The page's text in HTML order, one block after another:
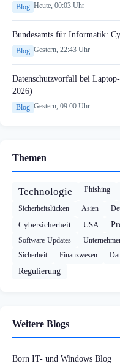
Blog Heute, 00:03 Uhr
Bundesamts für Informatik:
Blog Gestern, 22:43 Uhr
Datenschutzvorfall bei
2026)
Blog Gestern, 09:00 Uhr
Themen
Technologie Phishing
Sicherheitslücken Asien
Cybersicherheit
USA
Software-Updates
Sicherheit
Finanzwesen
Regulierung
Weitere Blogs
Born IT- und Windows Blog